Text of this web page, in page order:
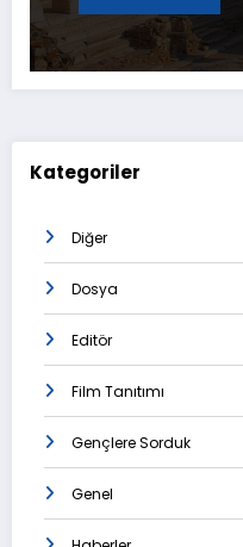
Kategoriler
Diğer
Dosya
Editör
Film Tanıtımı
Gençlere Sorduk
Genel